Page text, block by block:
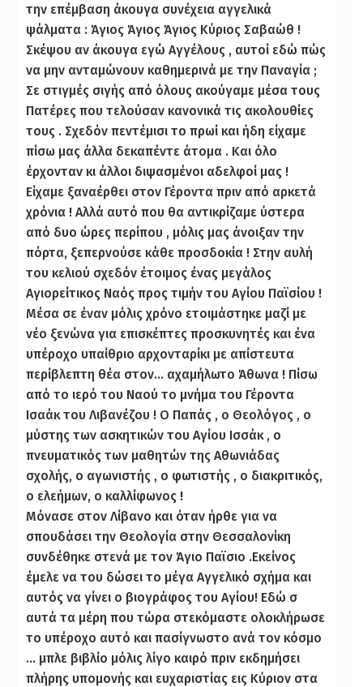
την επέμβαση άκουγα συνέχεια αγγελικά
ψάλματα : Άγιος Άγιος Άγιος Κύριος Σαβαώθ !
Σκέψου αν άκουγα εγώ Αγγέλους , αυτοί εδώ πώς
να μην ανταμώνουν καθημερινά με την Παναγία ;
Σε στιγμές σιγής από όλους ακούγαμε μέσα τους
Πατέρες που τελούσαν κανονικά τις ακολουθίες
τους . Σχεδόν πεντέμισι το πρωί και ήδη είχαμε
πίσω μας άλλα δεκαπέντε άτομα . Και όλο
έρχονταν κι άλλοι διψασμένοι αδελφοί μας !
Είχαμε ξαναέρθει στον Γέροντα πριν από αρκετά
χρόνια ! Αλλά αυτό που θα αντικρίζαμε ύστερα
από δυο ώρες περίπου , μόλις μας άνοιξαν την
πόρτα, ξεπερνούσε κάθε προσδοκία ! Στην αυλή
του κελιού σχεδόν έτοιμος ένας μεγάλος
Αγιορείτικος Ναός προς τιμήν του Αγίου Παϊσίου !
Μέσα σε έναν μόλις χρόνο ετοιμάστηκε μαζί με
νέο ξενώνα για επισκέπτες προσκυνητές και ένα
υπέροχο υπαίθριο αρχονταρίκι με απίστευτα
περίβλεπτη θέα στον… αχαμήλωτο Άθωνα ! Πίσω
από το ιερό του Ναού το μνήμα του Γέροντα
Ισαάκ του Λιβανέζου ! Ο Παπάς , ο Θεολόγος , ο
μύστης των ασκητικών του Αγίου Ισσάκ , ο
πνευματικός των μαθητών της Αθωνιάδας
σχολής, ο αγωνιστής , ο φωτιστής , ο διακριτικός,
ο ελεήμων, ο καλλίφωνος !
Μόνασε στον Λίβανο και όταν ήρθε για να
σπουδάσει την Θεολογία στην Θεσσαλονίκη
συνδέθηκε στενά με τον Άγιο Παϊσιο .Εκείνος
έμελε να του δώσει το μέγα Αγγελικό σχήμα και
αυτός να γίνει ο βιογράφος του Αγίου! Εδώ σ
αυτά τα μέρη που τώρα στεκόμαστε ολοκλήρωσε
το υπέροχο αυτό και πασίγνωστο ανά τον κόσμο
… μπλε βιβλίο μόλις λίγο καιρό πριν εκδημήσει
πλήρης υπομονής και ευχαριστίας εις Κύριον στα